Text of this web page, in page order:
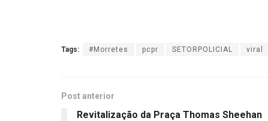
Tags: #Morretes pcpr SETORPOLICIAL viral
Post anterior
Revitalização da Praça Thomas Sheehan